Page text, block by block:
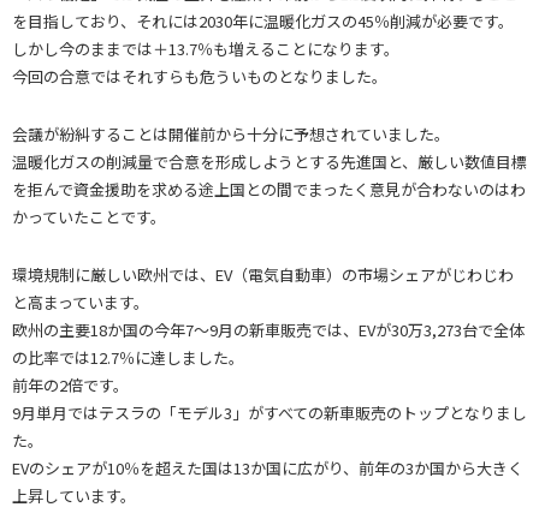
を目指しており、それには2030年に温暖化ガスの45％削減が必要です。
しかし今のままでは＋13.7％も増えることになります。
今回の合意ではそれすらも危ういものとなりました。
会議が紛糾することは開催前から十分に予想されていました。
温暖化ガスの削減量で合意を形成しようとする先進国と、厳しい数値目標
を拒んで資金援助を求める途上国との間でまったく意見が合わないのはわ
かっていたことです。
環境規制に厳しい欧州では、EV（電気自動車）の市場シェアがじわじわ
と高まっています。
欧州の主要18か国の今年7～9月の新車販売では、EVが30万3,273台で全体
の比率では12.7％に達しました。
前年の2倍です。
9月単月ではテスラの「モデル3」がすべての新車販売のトップとなりまし
た。
EVのシェアが10％を超えた国は13か国に広がり、前年の3か国から大きく
上昇しています。